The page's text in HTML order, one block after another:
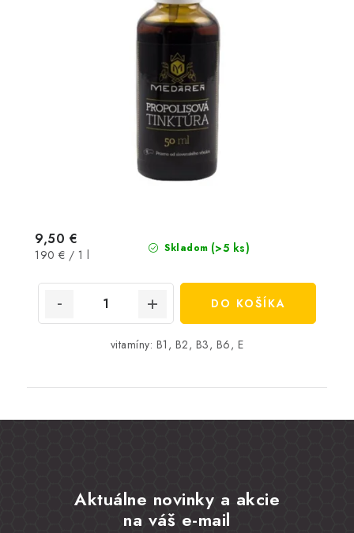
Skladom (>5 ks)
9,50 €
Jednotková
190 € / 1 l
DO KOŠÍKA
vitamíny: B1, B2, B3, B6, E
Aktuálne novinky a akcie
na váš e-mail